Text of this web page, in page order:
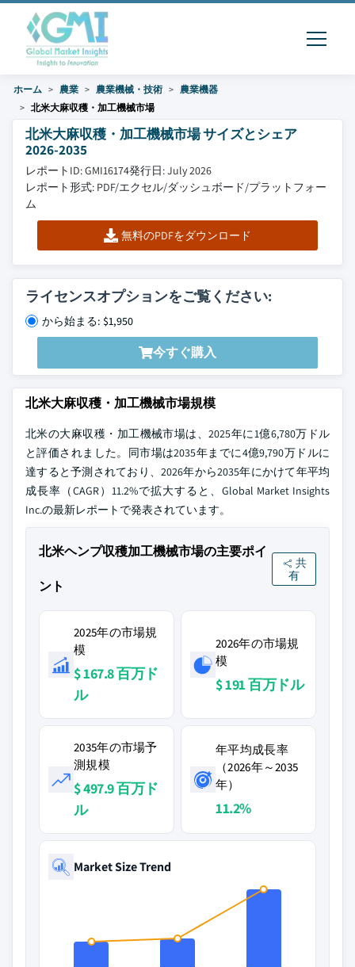
ホーム 農業 農業機械・技術
農業機器
北米大麻収穫・加工機械市場
北米大麻収穫・加工機械市場 サイズとシェア
2026-2035
レポートID: GMI16174発行日: July 2026
レポート形式: PDF/エクセル/ダッシュボード/プラットフォー
ム
無料のPDFをダウンロード
ライセンスオプションをご覧ください:
から始まる: $1,950
今すぐ購入
北米大麻収穫・加工機械市場規模
北米の大麻収穫・加工機械市場は、2025年に1億6,780万ドル
と評価されました。同市場は2035年までに4億9,790万ドルに
達すると予測されており、2026年から2035年にかけて年平均
成長率（CAGR）11.2%で拡大すると、Global Market Insights
Inc.の最新レポートで発表されています。
北米ヘンプ収穫加工機械市場の主要ポイ
ント
共
有
2025年の市場規
模
$ 167.8 百万ド
ル
2026年の市場規
模
$ 191 百万ドル
2035年の市場予
測規模
$ 497.9 百万ド
ル
年平均成長率
（2026年～2035
年）
11.2%
Market Size Trend